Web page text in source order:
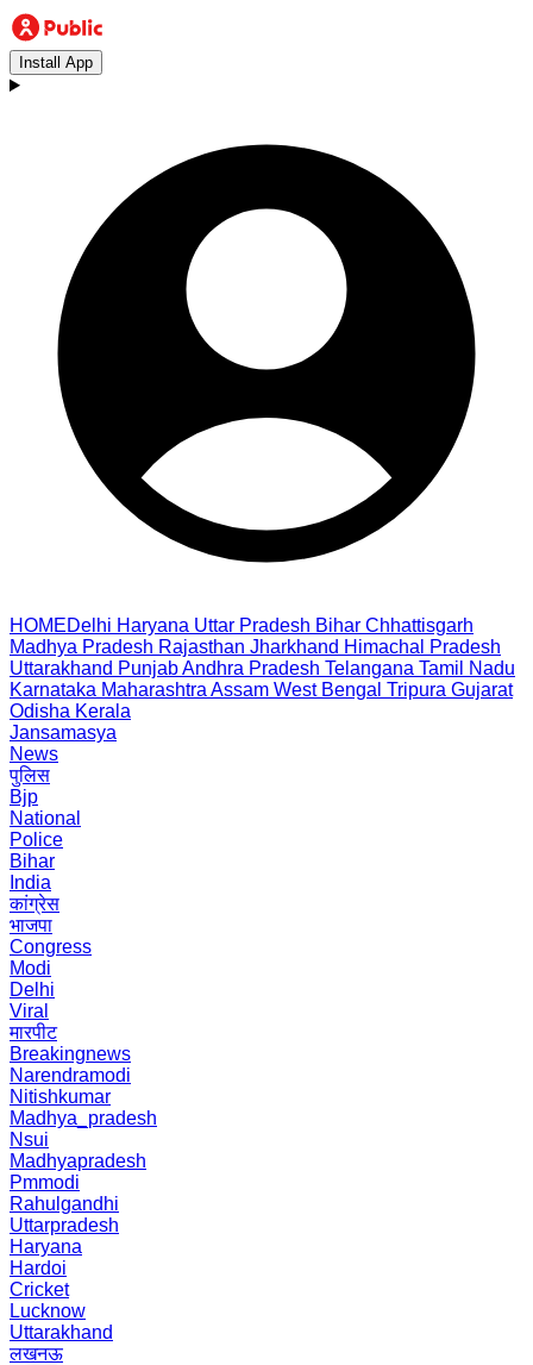
Install App
HOMEDelhi Haryana Uttar Pradesh Bihar Chhattisgarh
Madhya Pradesh Rajasthan Jharkhand Himachal Pradesh
Uttarakhand PunjabAndhra Pradesh Telangana Tamil Nadu
Karnataka Maharashtra Assam West Bengal Tripura Gujarat
Odisha Kerala
Jansamasya
News
पुलिस
Bjp
National
Police
Bihar
India
कांग्रेस
भाजपा
Congress
Modi
Delhi
Viral
मारपीट
Breakingnews
Narendramodi
Nitishkumar
Madhya_pradesh
Nsui
Madhyapradesh
Pmmodi
Rahulgandhi
Uttarpradesh
Haryana
Hardoi
Cricket
Lucknow
Uttarakhand
लखनऊ